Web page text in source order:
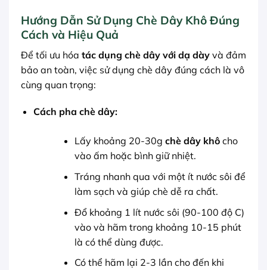
Hướng Dẫn Sử Dụng Chè Dây Khô Đúng
Cách và Hiệu Quả
Để tối ưu hóa tác dụng chè dây với dạ dày và đảm
bảo an toàn, việc sử dụng chè dây đúng cách là vô
cùng quan trọng:
Cách pha chè dây:
Lấy khoảng 20-30g chè dây khôcho
vào ấm hoặc bình giữ nhiệt.
Tráng nhanh qua với một ít nước sôi để
làm sạch và giúp chè dễ ra chất.
Đổ khoảng 1 lít nước sôi (90-100 độ C)
vào và hãm trong khoảng 10-15 phút
là có thể dùng được.
Có thể hãm lại 2-3 lần cho đến khi